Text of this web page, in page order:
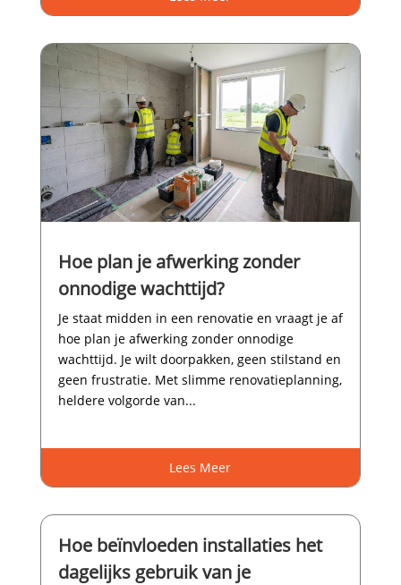
Hoe plan je afwerking zonder
onnodige wachttijd?
Je staat midden in een renovatie en vraagt je af
hoe plan je afwerking zonder onnodige
wachttijd.​ Je wilt doorpakken, geen stilstand en
geen frustratie.​ Met slimme renovatieplanning,
heldere volgorde van...
Lees Meer
Hoe beïnvloeden installaties het
dagelijks gebruik van je